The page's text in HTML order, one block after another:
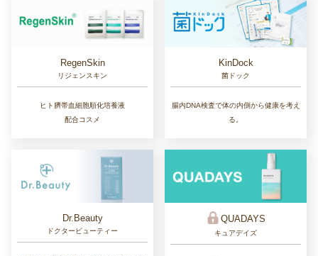
RegenSkin
リジェンスキン
ヒト臍帯血細胞順化培養液
配合コスメ
KinDock
菌ドック
腸内DNA検査で体の内側から健康を考え
る。
Dr.Beauty
ドクタービューティー
QUADAYS
キュアデイズ